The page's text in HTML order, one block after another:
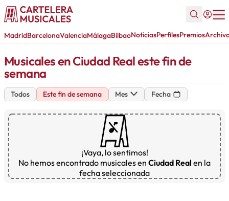
MadridBarcelonaValenciaMálagaBilbaoNoticiasPerfilesPremios
Musicales en Ciudad Real este fin de
semana
Todos Este fin de semana Mes Fecha
¡Vaya, lo sentimos!
No hemos encontrado musicales en Ciudad Real en la
fecha seleccionada